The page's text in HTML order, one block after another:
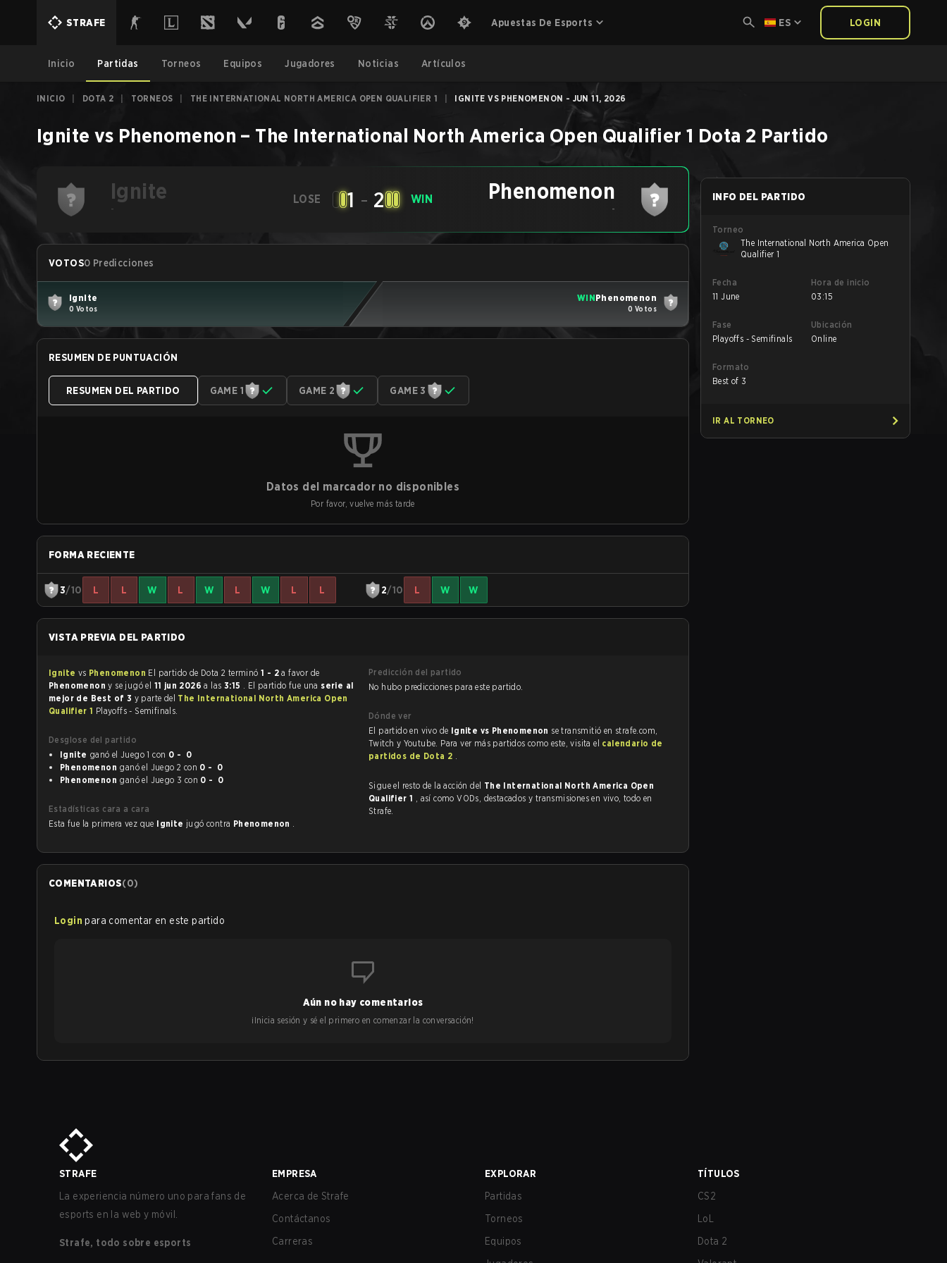
STRAFE Apuestas De Esports ES LOGIN
Inicio Partidas Torneos Equipos Jugadores Noticias Artículos
INICIO DOTA 2 TORNEOS THE INTERNATIONAL NORTH AMERICA OPEN QUALIFIER 1 IGNITE VS PHENOMENON - JUN 11, 2026
Ignite vs Phenomenon – The International North America Open Qualifier 1 Dota 2 Partido
Ignite
-
LOSE 1 - 2 WIN Phenomenon
-
VOTOS0 Predicciones
Ignite
0 Votos
WINPhenomenon
0 Votos
RESUMEN DE PUNTUACIÓN
RESUMEN DEL PARTIDO GAME 1 GAME 2 GAME 3
Datos del marcador no disponibles
Por favor, vuelve más tarde
FORMA RECIENTE
3/10 L L W L W L W L L 2/10 L W W
VISTA PREVIA DEL PARTIDO
Ignite vs Phenomenon El partido de Dota 2 terminó 1 - 2 a favor de
Phenomenony se jugó el 11 jun 2026a las 3:15 . El partido fue una serie al
mejor de Best of 3 y parte del The International North America Open
Qualifier 1 Playoffs - Semifinals.
Desglose del partido
Ignite
ganó el Juego 1 con
0 - 0
Phenomenon
ganó el Juego 2 con
0 - 0
Phenomenon
ganó el Juego 3 con 0 - 0
Estadísticas cara a cara
Esta fue la primera vez que Ignite jugó contra Phenomenon .
Predicción del partido
No hubo predicciones para este partido.
Dónde ver
El partido en vivo de Ignite vs Phenomenon se transmitió en strafe.com,
Twitch y Youtube. Para ver más partidos como este, visita el calendario de
partidos de Dota 2 .
Sigue el resto de la acción del The International North America Open
Qualifier 1 , así como VODs, destacados y transmisiones en vivo, todo en
Strafe.
COMENTARIOS(0)
Login para comentar en este partido
Aún no hay comentarios
¡Inicia sesión y sé el primero en comenzar la conversación!
INFO DEL PARTIDO
Torneo
The International North America Open
Qualifier 1
Fecha
11 June
Hora de inicio
03:15
Fase
Playoffs - Semifinals
Ubicación
Online
Formato
Best of 3
IR AL TORNEO
STRAFE
La experiencia número uno para fans de
esports en la web y móvil.
Strafe, todo sobre esports
EMPRESA
Acerca de Strafe
Contáctanos
Carreras
EXPLORAR
Partidas
Torneos
Equipos
TÍTULOS
CS2
LoL
Dota 2